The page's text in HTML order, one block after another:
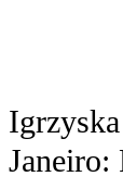
Janeiro: